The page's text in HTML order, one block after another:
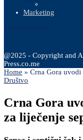
Marketing
@2025 - Copyright and
Press.co.me
Home » Crna Gora uvodi
Društvo
Crna Gora
za liječenje